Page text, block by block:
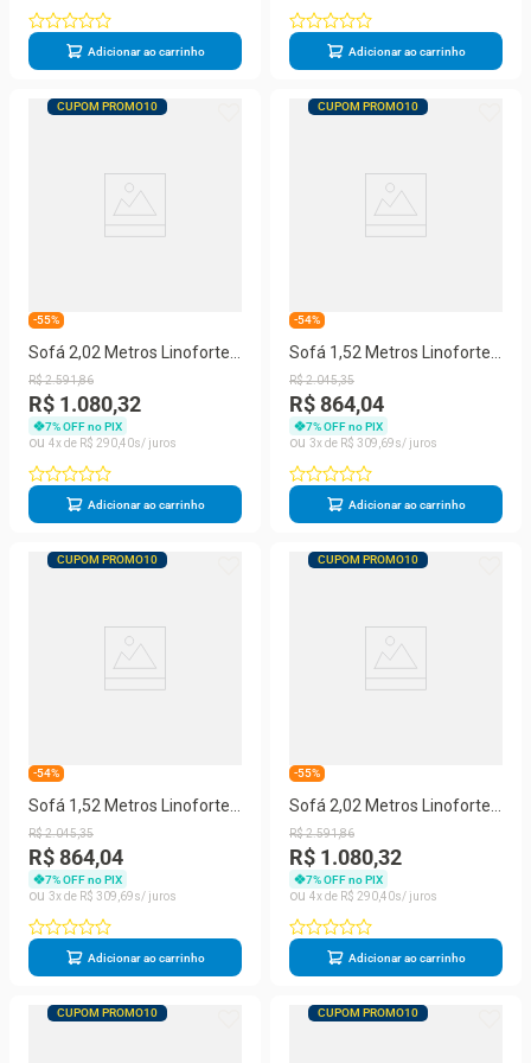
Adicionar ao carrinho Adicionar ao carrinho
CUPOM PROMO10
-55%
Sofá 2,02 Metros Linoforte
Avalon, 3 Lugares, Veludo,
Espuma D-33
R$2.591,86
R$ 1.080,32
7% OFF no PIX
4
R$ 29040
Adicionar ao carrinho
CUPOM PROMO10
-54%
Sofá 1,52 Metros Linoforte
Avalon 2 Lugares Veludo e
Espuma D-33
R$2.045,35
R$ 864,04
7% OFF no PIX
3
R$ 309 69
Adicionar ao carrinho
CUPOM PROMO10
-54%
Sofá 1,52 Metros Linoforte
Avalon 2 Lugares Veludo e
Espuma D-33
R$2.045,35
R$ 864,04
7% OFF no PIX
3
R$ 309 69
Adicionar ao carrinho
CUPOM PROMO10
-55%
Sofá 2,02 Metros Linoforte
Avalon, 3 Lugares, Veludo,
Espuma D-33
R$2.591,86
R$ 1.080,32
7% OFF no PIX
4
R$ 29040
Adicionar ao carrinho
CUPOM PROMO10 CUPOM PROMO10